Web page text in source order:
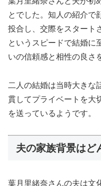
とでした。知人の紹介で
投合し、交際をスタート
というスピードで結婚に
いの信頼感と相性の良さ
二人の結婚は当時大きな
貫してプライベートを大
を送っているようです。
夫の家族背景はど
葉月里緒奈さんの夫は文